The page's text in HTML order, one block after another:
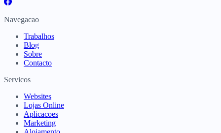
Navegacao
Trabalhos
Blog
Sobre
Contacto
Servicos
Websites
Lojas Online
Aplicacoes
Marketing